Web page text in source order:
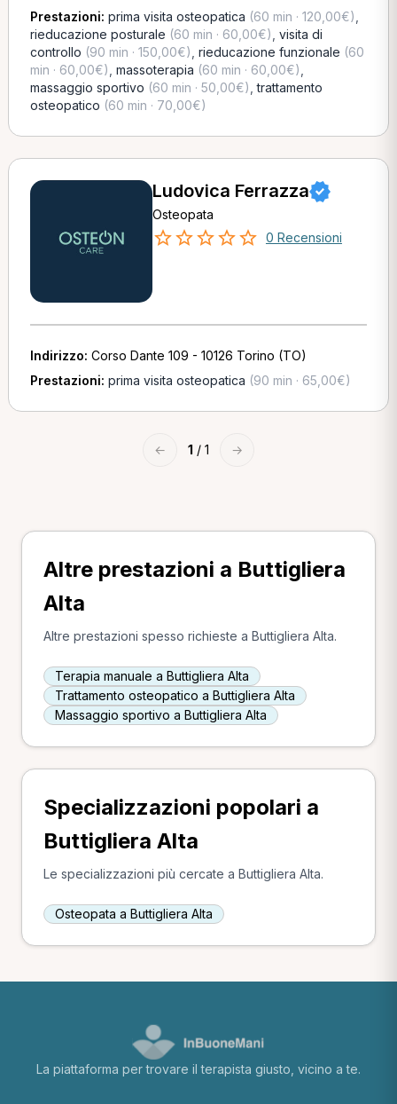
Prestazioni: prima visita osteopatica (60 min · 120,00€)
rieducazione posturale (60 min · 60,00€) visita di
controllo (90 min · 150,00€) rieducazione funzionale (60
min · 60,00€) massoterapia (60 min · 60,00€)
massaggio sportivo (60 min · 50,00€) ,trattamento
osteopatico (60 min · 70,00€)
Ludovica Ferrazza
Osteopata
0 Recensioni
Indirizzo: Corso Dante 109 - 10126 Torino (TO)
Prestazioni: prima visita osteopatica (90 min · 65,00€)
← 1 / 1 →
Altre prestazioni a Buttigliera
Alta
Altre prestazioni spesso richieste a Buttigliera Alta.
Terapia manuale a Buttigliera Alta
Trattamento osteopatico a Buttigliera Alta
Massaggio sportivo a Buttigliera Alta
Specializzazioni popolari a
Buttigliera Alta
Le specializzazioni più cercate a Buttigliera Alta.
Osteopata a Buttigliera Alta
La piattaforma per trovare il terapista giusto, vicino a te.